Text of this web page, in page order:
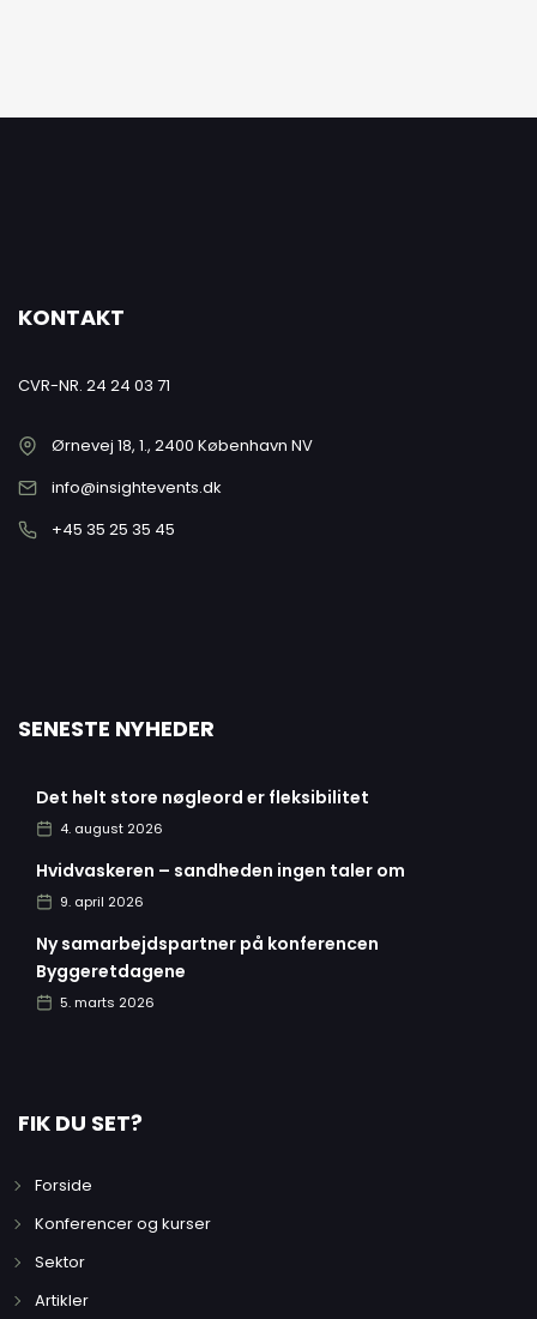
KONTAKT
CVR-NR. 24 24 03 71
Ørnevej 18, 1., 2400 København NV
info@insightevents.dk
+45 35 25 35 45
SENESTE NYHEDER
Det helt store nøgleord er fleksibilitet
4. august 2026
Hvidvaskeren – sandheden ingen taler om
9. april 2026
Ny samarbejdspartner på konferencen
Byggeretdagene
5. marts 2026
FIK DU SET?
Forside
Konferencer og kurser
Sektor
Artikler